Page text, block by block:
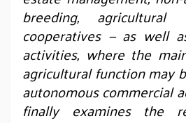
breeding, agricultural
cooperatives — as well
activities, where the
agricultural function may
autonomous commercial
finally examines the